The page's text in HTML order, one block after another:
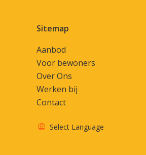
Contactinformatie
Sitemap
Aanbod
Voor bewoners
Over Ons
Werken bij
Contact
Vertaal deze pagina
Select Language